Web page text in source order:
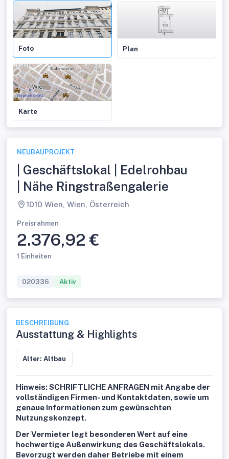
Foto Plan
Karte
NEUBAUPROJEKT
| Geschäftslokal | Edelrohbau
| Nähe Ringstraßengalerie
1010 Wien, Wien, Österreich
Preisrahmen
2.376,92 €
1 Einheiten
020336 Aktiv
BESCHREIBUNG
Ausstattung & Highlights
Alter: Altbau
Hinweis: SCHRIFTLICHE ANFRAGEN mit Angabe der
vollständigen Firmen- und Kontaktdaten, sowie um
genaue Informationen zum gewünschten
Nutzungskonzept.
Der Vermieter legt besonderen Wert auf eine
hochwertige Außenwirkung des Geschäftslokals.
Bevorzugt werden daher Betriebe mit einem